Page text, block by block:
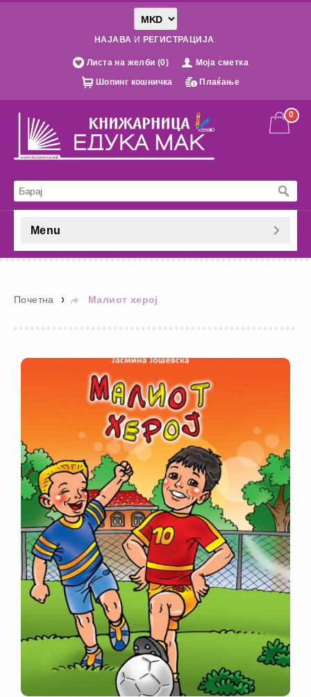
НАЈАВА И РЕГИСТРАЦИЈА.
Листа на желби (0)
Моја сметка
Шопинг кошничка
Плаќање
0
Menu
Почетна » Малиот херој